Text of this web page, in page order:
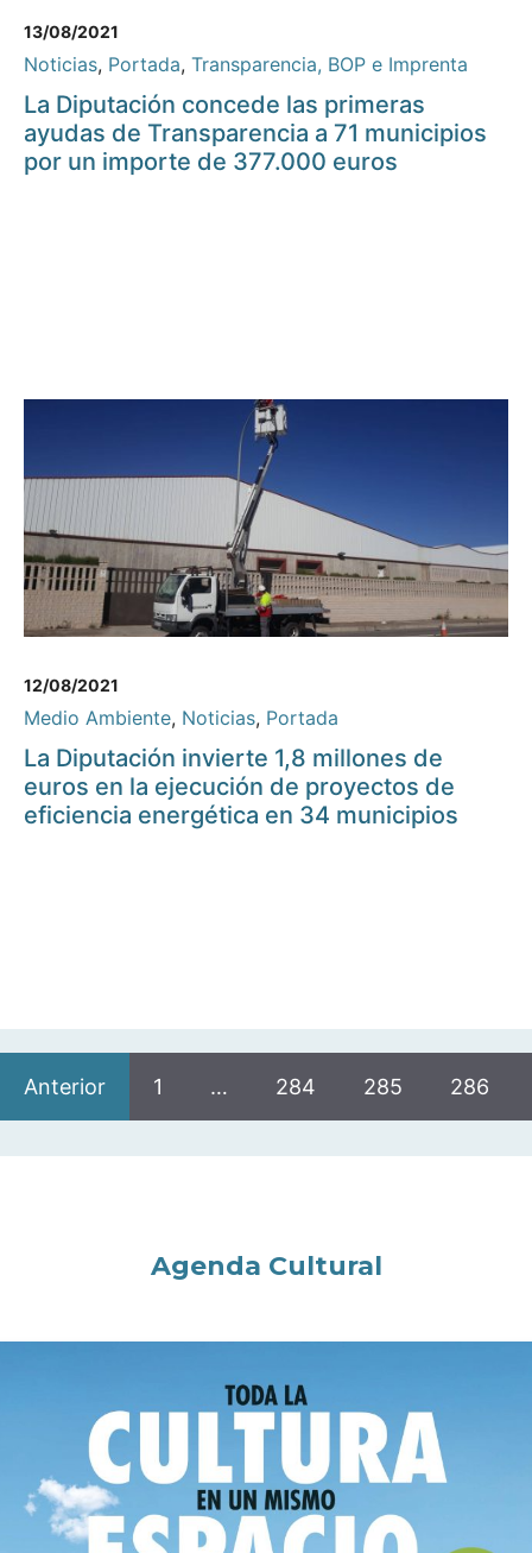
13/08/2021
Noticias, Portada, Transparencia, BOP e Imprenta
La Diputación concede las primeras
ayudas de Transparencia a 71 municipios
por un importe de 377.000 euros
12/08/2021
Medio Ambiente, Noticias, Portada
La Diputación invierte 1,8 millones de
euros en la ejecución de proyectos de
eficiencia energética en 34 municipios
Anterior 1 … 284 285 286
Agenda Cultural